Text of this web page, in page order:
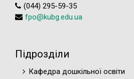
(044) 295-59-35
fpo@kubg.edu.ua
Підрозділи
Кафедра дошкільної освіти